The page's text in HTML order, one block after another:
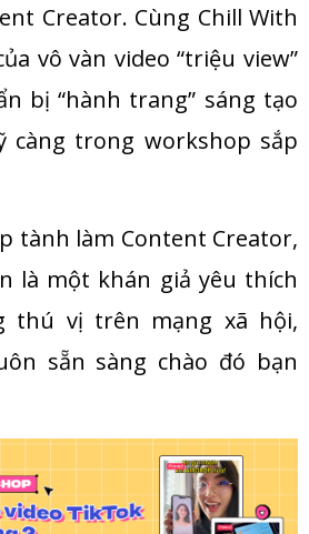
Creator. Cùng Chill With
vô vàn video “triệu view”
bị “hành trang” sáng tạo
càng trong workshop sắp
tành làm Content Creator,
là một khán giả yêu thích
thú vị trên mạng xã hội,
sẵn sàng chào đó bạn